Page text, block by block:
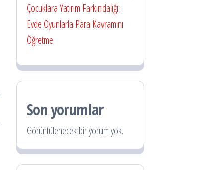
Çocuklara Yatırım Farkındalığı:
Evde Oyunlarla Para Kavramını
Öğretme
Son yorumlar
Görüntülenecek bir yorum yok.